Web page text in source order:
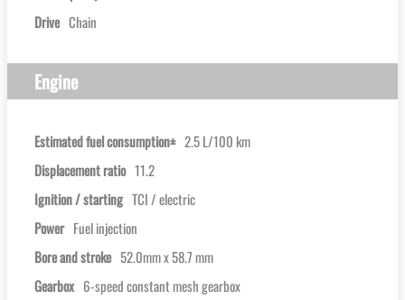
Drive Chain
Engine
Estimated fuel consumption± 2.5 L/100 km
Displacement ratio 11.2
Ignition / starting TCI / electric
Power Fuel injection
Bore and stroke 52.0mm x 58.7 mm
Gearbox 6-speed constant mesh gearbox